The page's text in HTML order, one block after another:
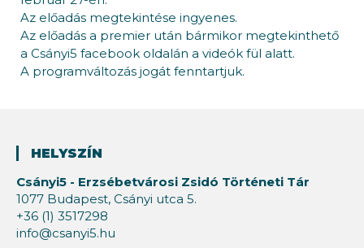
Az előadás megtekintése ingyenes.
Az előadás a premier után bármikor megtekinthető
a Csányi5 facebook oldalán a videók fül alatt.
A programváltozás jogát fenntartjuk.
HELYSZÍN
Csányi5 - Erzsébetvárosi Zsidó Történeti Tár
1077 Budapest, Csányi utca 5.
+36 (1) 3517298
info@csanyi5.hu